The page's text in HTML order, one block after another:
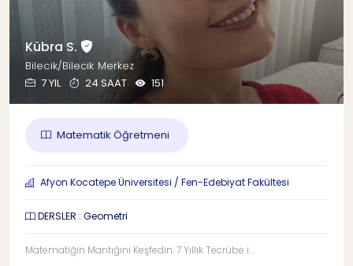
Kübra S.
Bilecik/Bilecik Merkez
7 YIL
24 SAAT 151
Matematik Öğretmeni
Afyon Kocatepe Üniversitesi / Fen-Edebiyat Fakültesi
DERSLER : Geometri
Matematiğin Mantığını Keşfedin: 7 Yıllık Tecrübe i...